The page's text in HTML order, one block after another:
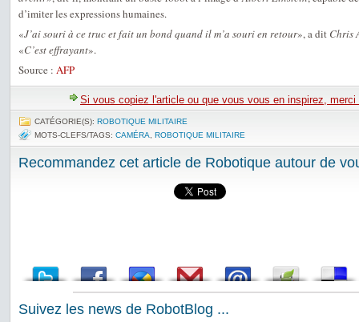
d’imiter les expressions humaines.
«J’ai souri à ce truc et fait un bond quand il m’a souri en retour», a dit Chris
«C’est effrayant».
Source : AFP
Si vous copiez l'article ou que vous vous en inspirez,
CATÉGORIE(S): ROBOTIQUE MILITAIRE
MOTS-CLEFS/TAGS: CAMÉRA ROBOTIQUE MILITAIRE
Recommandez cet article de Robotique autour de
Suivez les news de RobotBlog ...